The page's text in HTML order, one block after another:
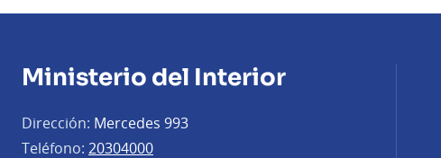
Ministerio del Interior
Dirección: Mercedes 993
Teléfono: 20304000